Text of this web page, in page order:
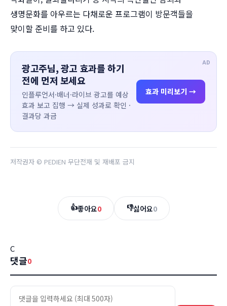
생명문화를 아우르는 다채로운 프로그램이 방문객들을
맞이할 준비를 하고 있다.
AD
광고주님, 광고 효과를 하기
전에 먼저 보세요
인플루언서·배너·라이브 광고를 예상
효과 보고 집행 → 실제 성과로 확인 ·
결과당 과금
효과 미리보기 →
저작권자 © PEDIEN 무단전재 및 재배포 금지
👍좋아요0 👎싫어요0
C
댓글0